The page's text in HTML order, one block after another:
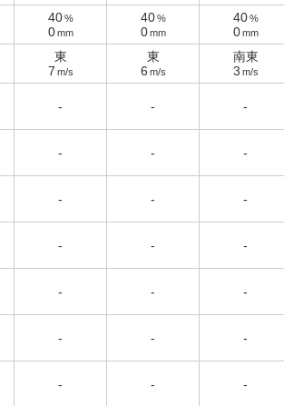
40 %
0 mm
40 %
0 mm
40 %
0 mm
東
7 m/s
東
6 m/s
南東
3 m/s
- - -
- - -
- - -
- - -
- - -
- - -
- - -